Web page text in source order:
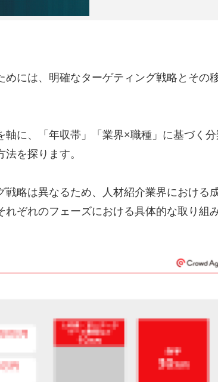
には、明確なターゲティング戦略とその
に、「年収帯」「業界×職種」に基づく
を探ります。
略は異なるため、人材紹介業界における
ぞれのフェーズにおける具体的な取り組